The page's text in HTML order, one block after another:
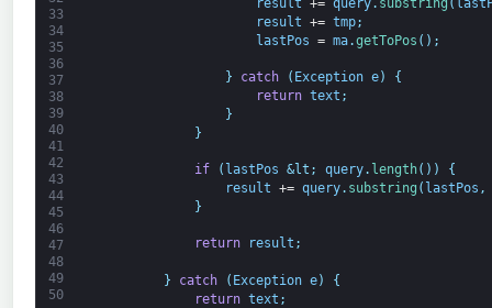
33
34
35
36
37
38
39
40
41
42
43
44
45
46
47
48
49
50
result += query. substring (
result += tmp;
lastPos = ma.getToPos ( ) ;
} catch ( Exception e)
{
return text ;
}
}
if ( lastPos &lt; query. length( ) )
{
result += query. substring ( lastPos ,
}
return result ;
} catch ( Exception e)
{
return text ;